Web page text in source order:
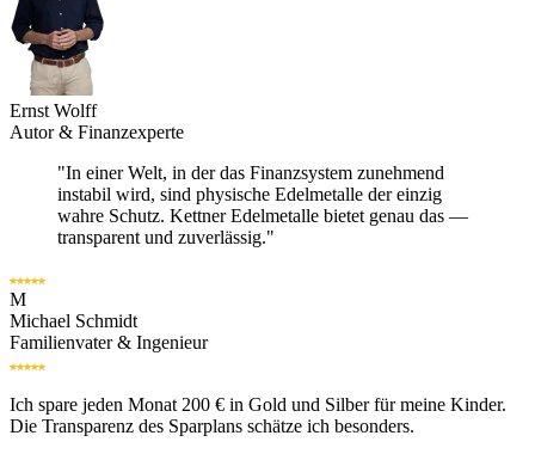
Ernst Wolff
Autor & Finanzexperte
"In einer Welt, in der das Finanzsystem zunehmend
instabil wird, sind physische Edelmetalle der einzig
wahre Schutz. Kettner Edelmetalle bietet genau das —
transparent und zuverlässig."
M
Michael Schmidt
Familienvater & Ingenieur
Ich spare jeden Monat 200 € in Gold und Silber für meine Kinder.
Die Transparenz des Sparplans schätze ich besonders.